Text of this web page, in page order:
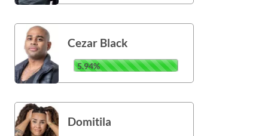
Cezar Black
5.94%
Domitila